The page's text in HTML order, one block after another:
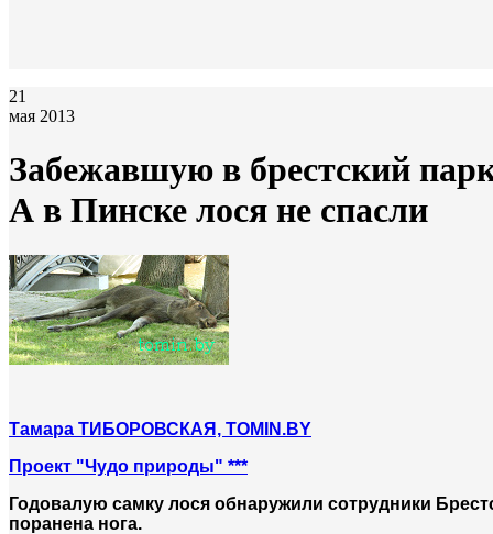
21
мая 2013
Забежавшую в брестский
А в Пинске лося не спасли
Тамара ТИБОРОВСКАЯ, TOMIN.BY
Проект "Чудо природы" ***
Годовалую самку лося обнаружили сотрудники
поранена нога.